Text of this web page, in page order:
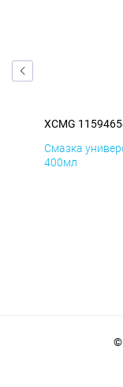
XCMG
Смазка
400мл
©